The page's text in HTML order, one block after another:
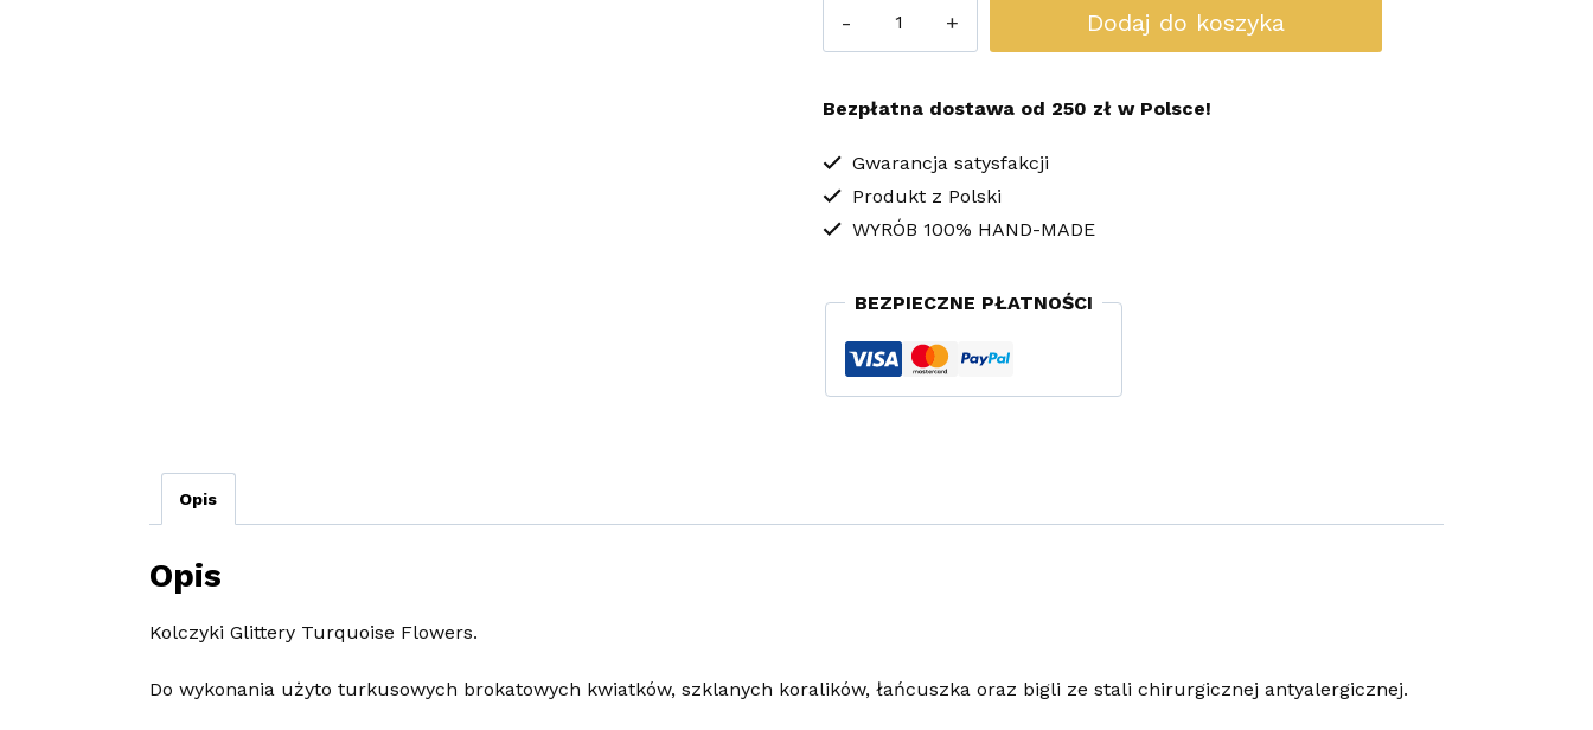
Kolczyki
Turquoise
Flowers
Dodaj do koszyka
Bezpłatna dostawa od 250 zł w Polsce!
Gwarancja satysfakcji
Produkt z Polski
WYRÓB 100% HAND-MADE
BEZPIECZNE PŁATNOŚCI
Opis
Opis
Kolczyki Glittery Turquoise Flowers.
Do wykonania użyto turkusowych brokatowych kwiatków, szklanych koralików, łańcuszka oraz bigli ze stali chirurgicznej antyalergicznej.